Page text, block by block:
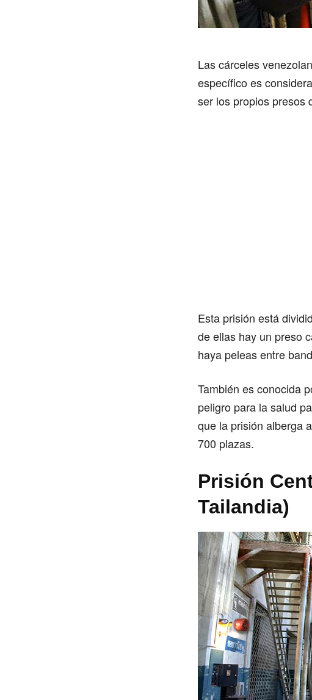
Las cárceles
específico es
ser los propios presos
Esta prisión está
de ellas hay un preso
haya peleas entre
También es conocida
peligro para la salud
que la prisión alberga
700 plazas.
Prisión
Tailandia)